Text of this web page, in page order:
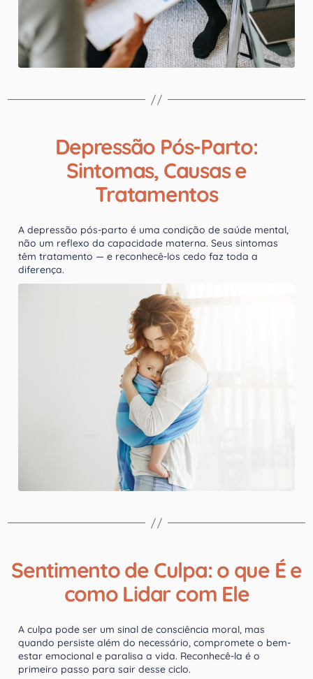
Depressão Pós-Parto:
Sintomas, Causas e
Tratamentos
A depressão pós-parto é uma condição de saúde mental,
não um reflexo da capacidade materna. Seus sintomas
têm tratamento — e reconhecê-los cedo faz toda a
diferença.
Sentimento de Culpa: o que É e
como Lidar com Ele
A culpa pode ser um sinal de consciência moral, mas
quando persiste além do necessário, compromete o bem-
estar emocional e paralisa a vida. Reconhecê-la é o
primeiro passo para sair desse ciclo.